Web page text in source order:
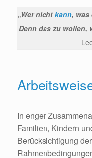
„Wer nicht kann, was
Denn das zu wollen,
In enger
Familien, Kindern
Berücksichtigung